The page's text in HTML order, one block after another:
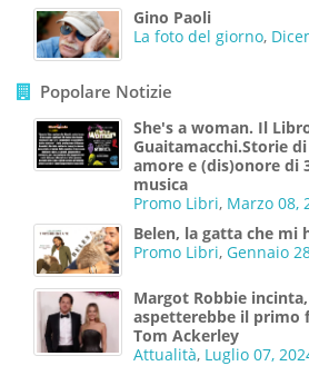
Gino Paoli
La foto del giorno,
Popolare Notizie
She's a woman. Il
Guaitamacchi.Storie
amore e (dis)onore di
musica
Promo Libri, Marzo 08,
Belen, la gatta che mi
Promo Libri, Gennaio
Margot Robbie
aspetterebbe il primo
Tom Ackerley
Attualità, Luglio 07,